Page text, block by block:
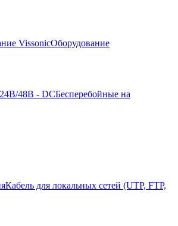
VissonicОборудование
48В - DCБесперебойные на
Кабель для локальных сетей (UTP, FTP,